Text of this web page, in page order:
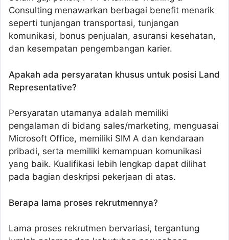
Consulting menawarkan berbagai benefit menarik
seperti tunjangan transportasi, tunjangan
komunikasi, bonus penjualan, asuransi kesehatan,
dan kesempatan pengembangan karier.
Apakah ada persyaratan khusus untuk posisi Land
Representative?
Persyaratan utamanya adalah memiliki
pengalaman di bidang sales/marketing, menguasai
Microsoft Office, memiliki SIM A dan kendaraan
pribadi, serta memiliki kemampuan komunikasi
yang baik. Kualifikasi lebih lengkap dapat dilihat
pada bagian deskripsi pekerjaan di atas.
Berapa lama proses rekrutmennya?
Lama proses rekrutmen bervariasi, tergantung